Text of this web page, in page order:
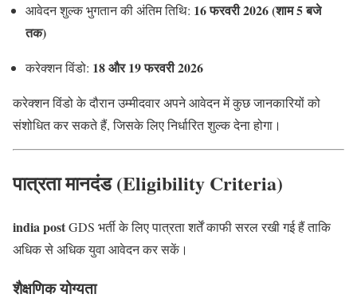
आवेदन शुल्क भुगतान की अंतिम तिथि: 16 फरवरी 2026 (शाम 5 बजे
तक)
करेक्शन विंडो: 18 और 19 फरवरी 2026
करेक्शन विंडो के दौरान उम्मीदवार अपने आवेदन में कुछ जानकारियों को
संशोधित कर सकते हैं, जिसके लिए निर्धारित शुल्क देना होगा।
पात्रता मानदंड (Eligibility Criteria)
india postGDS भर्ती के लिए पात्रता शर्तें काफी सरल रखी गई हैं ताकि
अधिक से अधिक युवा आवेदन कर सकें।
शैक्षणिक योग्यता